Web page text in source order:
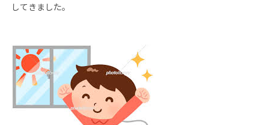
してきました。